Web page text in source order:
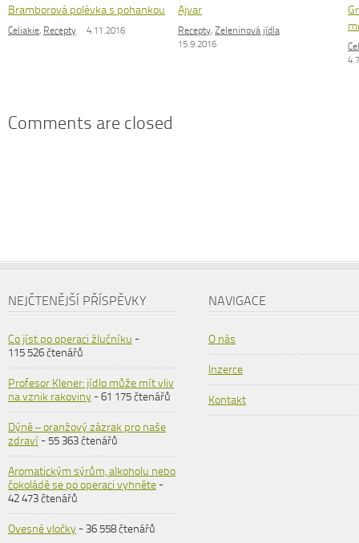
Bramborová polévka s pohankou
Celiakie, Recepty 4.11.2016
Ajvar
Recepty, Zeleninová jídla
15.9.2016
Comments are closed
NEJČTENĚJŠÍ PŘÍSPĚVKY
Co jíst po operaci žlučníku -
115 526 čtenářů
Profesor Klener: jídlo může mít vliv
na vznik rakoviny- 61 175 čtenářů
Dýně – oranžový zázrak pro naše
zdraví- 55 363 čtenářů
Aromatickým sýrům, alkoholu nebo
čokoládě se po operaci vyhněte-
42 473 čtenářů
Ovesné vločky- 36 558 čtenářů
NAVIGACE
O nás
Inzerce
Kontakt